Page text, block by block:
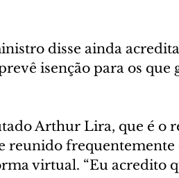
disse ainda
isenção para os que
Arthur Lira, que é o
reunido frequentemente
virtual. “Eu acredito